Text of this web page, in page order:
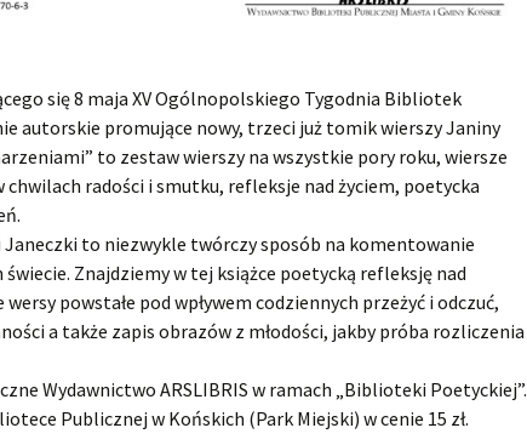
się 8 maja XV Ogólnopolskiego Tygodnia Bibliotek
autorskie promujące nowy, trzeci już tomik wierszy Janiny
to zestaw wierszy na wszystkie pory roku, wiersze
chwilach radości i smutku, refleksje nad życiem, poetycka
Janeczki to niezwykle twórczy sposób na komentowanie
Znajdziemy w tej książce poetycką refleksję nad
powstałe pod wpływem codziennych przeżyć i odczuć,
a także zapis obrazów z młodości, jakby próba rozliczenia
Wydawnictwo ARSLIBRIS w ramach „Biblioteki Poetyckiej”.
Publicznej w Końskich (Park Miejski) w cenie 15 zł.